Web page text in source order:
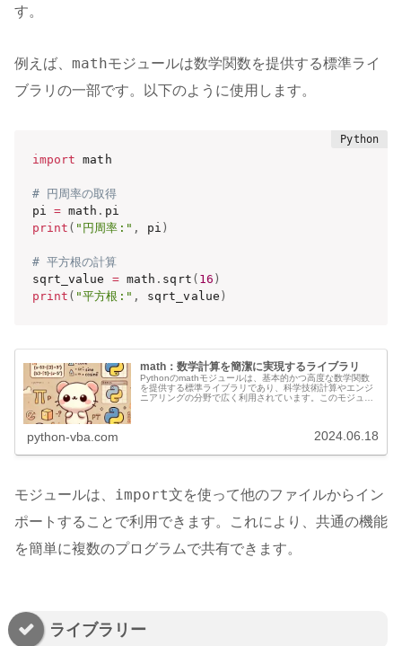
す。
例えば、 mathモジュールは数学関数を提供する標準ライ
ブラリの一部です。以下のように使用します。
import math
# 円周率の取得
pi = math .
print ( "円周率:" , pi )
# 平方根の計算
sqrt_value = math . sqrt ( 16 )
print ( "平方根:" , sqrt_value )
math：数学計算を簡潔に実現するライブラリ
Pythonのmathモジュールは、基本的かつ高度な数学関数
を提供する標準ライブラリであり、科学技術計算やエンジ
ニアリングの分野で広く利用されています。このモジュー
python-vba.com 2024.06.18
モジュールは、 import文を使って他のファイルからイン
ポートすることで利用できます。これにより、共通の機能
を簡単に複数のプログラムで共有できます。
ライブラリー